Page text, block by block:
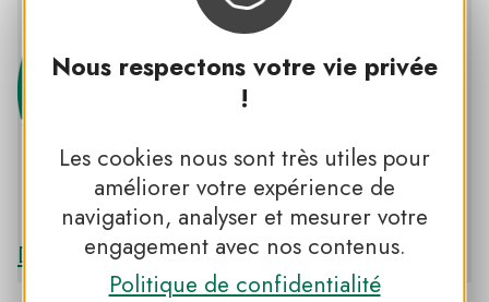
Nous respectons votre vie privée
!
Les cookies nous sont très utiles pour
améliorer votre expérience de
navigation, analyser et mesurer votre
engagement avec nos contenus.
Politique de confidentialité
PNR DU HAUT JURA
Découvrir le PNR DU HAUT JURA